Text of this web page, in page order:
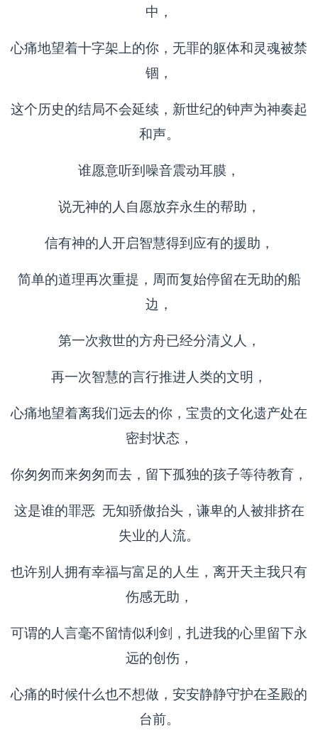
中，
心痛地望着十字架上的你，无罪的躯体和灵魂被禁
锢，
这个历史的结局不会延续，新世纪的钟声为神奏起
和声。
谁愿意听到噪音震动耳膜，
说无神的人自愿放弃永生的帮助，
信有神的人开启智慧得到应有的援助，
简单的道理再次重提，周而复始停留在无助的船
边，
第一次救世的方舟已经分清义人，
再一次智慧的言行推进人类的文明，
心痛地望着离我们远去的你，宝贵的文化遗产处在
密封状态，
你匆匆而来匆匆而去，留下孤独的孩子等待教育，
这是谁的罪恶 无知骄傲抬头，谦卑的人被排挤在
失业的人流。
也许别人拥有幸福与富足的人生，离开天主我只有
伤感无助，
可谓的人言毫不留情似利剑，扎进我的心里留下永
远的创伤，
心痛的时候什么也不想做，安安静静守护在圣殿的
台前。